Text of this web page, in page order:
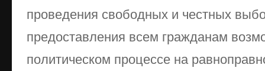
проведения свободных и честных
предоставления всем гражданам
политическом процессе на